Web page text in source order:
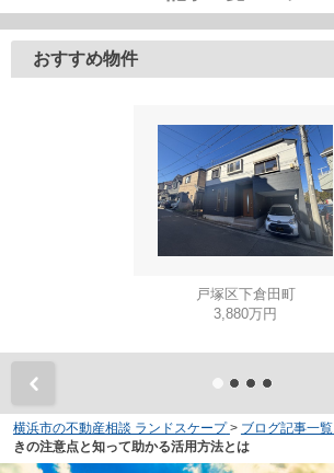
おすすめ物件
戸塚区下倉田町
3,880万円
横浜市の不動産相談 ランドスケープ > ブログ記事一覧
きの注意点と知って助かる活用方法とは